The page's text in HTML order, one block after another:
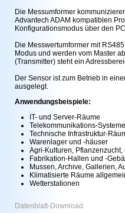
Die Messumformer
Advantech ADAM kompatiblen
Konfigurationsmodus über den
Die Messwertumformer mit
Modus und werden vom Master
(Transmitter) steht ein
Der Sensor ist zum Betrieb in
ausgelegt.
Anwendungsbeispiele:
IT- und Server-Räume
Telekommunikations-Systeme
Technische Infrastruktur-
Warenlager und -häuser
Agri-Kulturen,
Fabrikation-Hallen und -
Mussen, Archive, Gallerien,
Klimatisierte Räume
Wetterstationen
Datenblatt-Download